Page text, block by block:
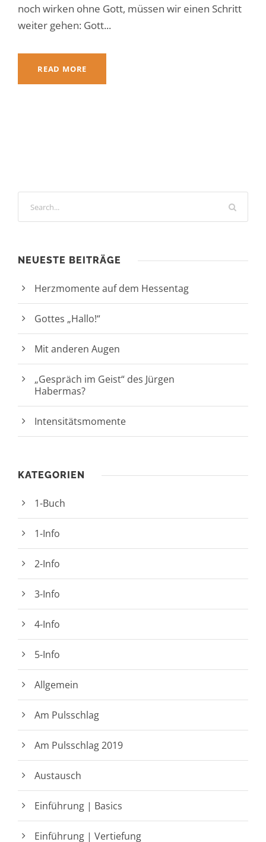
noch wirken ohne Gott, müssen wir einen Schritt
weiter gehen: Gott...
READ MORE
NEUESTE BEITRÄGE
Herzmomente auf dem Hessentag
Gottes „Hallo!“
Mit anderen Augen
„Gespräch im Geist“ des Jürgen
Habermas?
Intensitätsmomente
KATEGORIEN
1-Buch
1-Info
2-Info
3-Info
4-Info
5-Info
Allgemein
Am Pulsschlag
Am Pulsschlag 2019
Austausch
Einführung | Basics
Einführung | Vertiefung